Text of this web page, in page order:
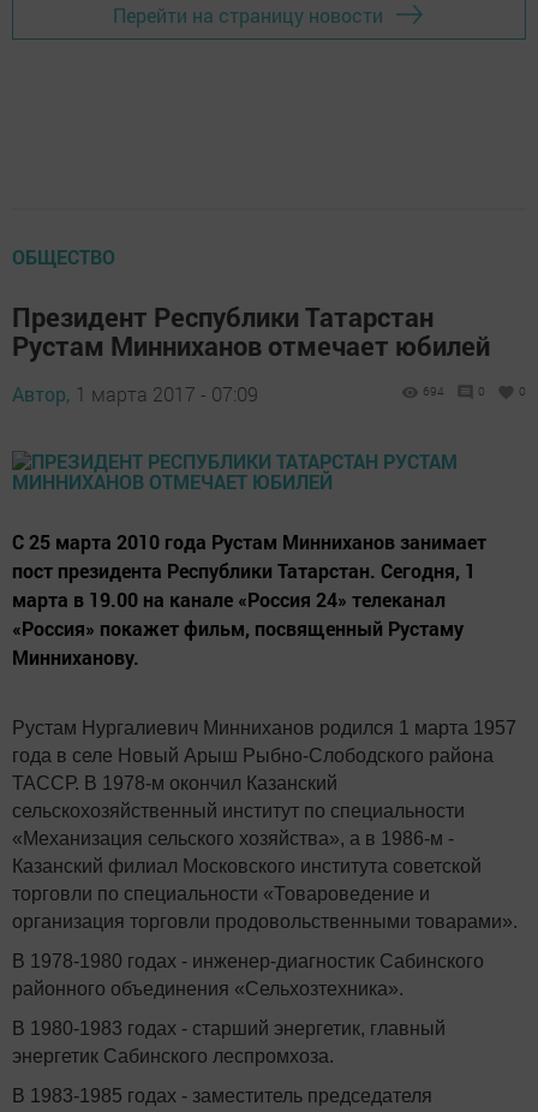
Перейти на страницу новости
ОБЩЕСТВО
Президент Республики Татарстан
Рустам Минниханов отмечает юбилей
Автор, 1 марта 2017 - 07:09 694 0 0
С 25 марта 2010 года Рустам Минниханов занимает
пост президента Республики Татарстан. Сегодня, 1
марта в 19.00 на канале «Россия 24» телеканал
«Россия» покажет фильм, посвященный Рустаму
Минниханову.
Рустам Нургалиевич Минниханов родился 1 марта 1957
года в селе Новый Арыш Рыбно-Слободского района
ТАССР. В 1978-м окончил Казанский
сельскохозяйственный институт по специальности
«Механизация сельского хозяйства», а в 1986-м -
Казанский филиал Московского института советской
торговли по специальности «Товароведение и
организация торговли продовольственными товарами».
В 1978-1980 годах - инженер-диагностик Сабинского
районного объединения «Сельхозтехника».
В 1980-1983 годах - старший энергетик, главный
энергетик Сабинского леспромхоза.
В 1983-1985 годах - заместитель председателя